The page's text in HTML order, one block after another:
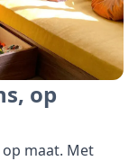
op
maat. Met